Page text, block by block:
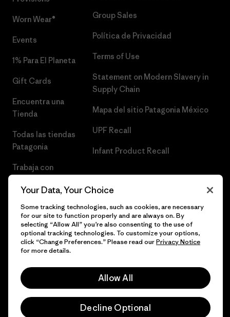
Worn Wear®
Events
1% Para El Planeta
Gift Cards
Encuentra una
Tienda
Todas las tiendas
Patagonia
Trabaja con
Group Sales
Política de Privacidad
Terms of Use
Statement on Modern Slavery in
Supply Chain
Mapa del sitio Patagonia México
UPF Recall
Infant Product Recall
© 2026 Patagonia, Inc. Todos los derechos reservados.
Your Data, Your Choice
Some tracking technologies, such as cookies, are necessary
for our site to function properly and are always on. By
selecting “Allow All” you’re also consenting to the use of
optional tracking technologies. To customize your options,
click “Change Preferences.” Please read ourPrivacy Notice
for more details.
Allow All
Decline Optional